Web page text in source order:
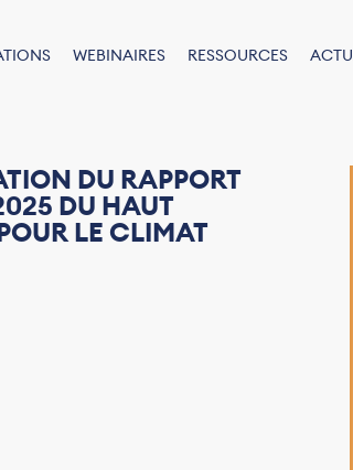
WEBINAIRES RESSOURCES
DU RAPPORT
DU HAUT
LE CLIMAT